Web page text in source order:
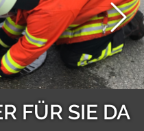
Next
FÜR SIE DA